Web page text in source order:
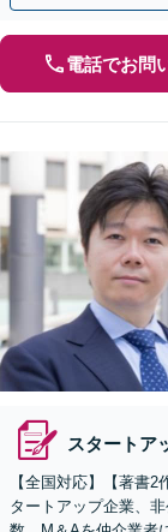
電話でお問
スタートア
【全国対応】【著書
タートアップ企業、